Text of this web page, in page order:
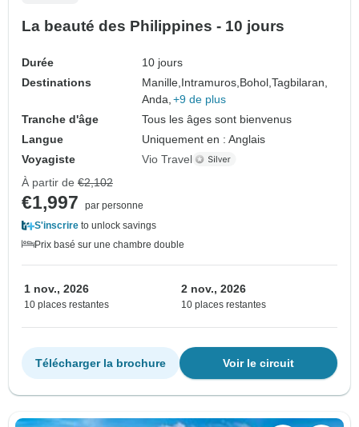
La beauté des Philippines - 10 jours
Durée
10 jours
Destinations
Manille, Intramuros, Bohol,Tagbilaran,
Anda, +9 de plus
Tranche d'âge
Tous les âges sont bienvenus
Langue
Uniquement en : Anglais
Voyagiste
Vio Travel
À partir de €2,102
€1,997
par personne
S'inscrire to unlock savings
Prix basé sur une chambre double
1 nov., 2026
10 places restantes
2 nov., 2026
10 places restantes
Voir le circuit
Télécharger la brochure